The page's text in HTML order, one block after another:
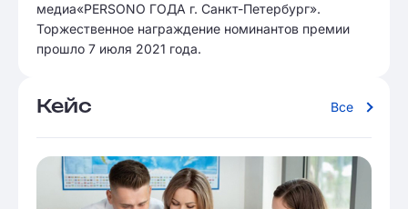
медиа«PERSONO ГОДА г. Санкт-Петербург».
Торжественное награждение номинантов премии
прошло 7 июля 2021 года.
Кейс Все